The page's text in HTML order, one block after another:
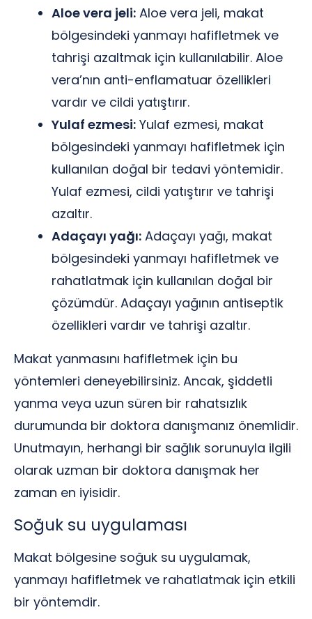
Aloe vera jeli: Aloe vera jeli, makat
bölgesindeki yanmayı hafifletmek ve
tahrişi azaltmak için kullanılabilir. Aloe
vera’nın anti-enflamatuar özellikleri
vardır ve cildi yatıştırır.
Yulaf ezmesi: Yulaf ezmesi, makat
bölgesindeki yanmayı hafifletmek için
kullanılan doğal bir tedavi yöntemidir.
Yulaf ezmesi, cildi yatıştırır ve tahrişi
azaltır.
Adaçayı yağı: Adaçayı yağı, makat
bölgesindeki yanmayı hafifletmek ve
rahatlatmak için kullanılan doğal bir
çözümdür. Adaçayı yağının antiseptik
özellikleri vardır ve tahrişi azaltır.
Makat yanmasını hafifletmek için bu
yöntemleri deneyebilirsiniz. Ancak, şiddetli
yanma veya uzun süren bir rahatsızlık
durumunda bir doktora danışmanız önemlidir.
Unutmayın, herhangi bir sağlık sorunuyla ilgili
olarak uzman bir doktora danışmak her
zaman en iyisidir.
Soğuk su uygulaması
Makat bölgesine soğuk su uygulamak,
yanmayı hafifletmek ve rahatlatmak için etkili
bir yöntemdir.